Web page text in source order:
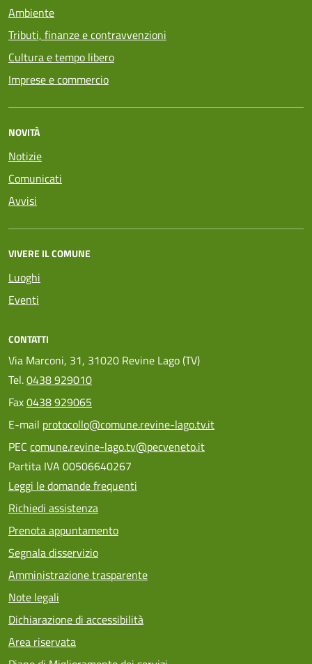
Ambiente
Tributi, finanze e contravvenzioni
Cultura e tempo libero
Imprese e commercio
NOVITÀ
Notizie
Comunicati
Avvisi
VIVERE IL COMUNE
Luoghi
Eventi
CONTATTI
Via Marconi, 31, 31020 Revine Lago (TV)
Tel.0438 929010
Fax0438 929065
E-mail protocollo@comune.revine-lago.tv.it
PEC comune.revine-lago.tv@pecveneto.it
Partita IVA 00506640267
Leggi le domande frequenti
Richiedi assistenza
Prenota appuntamento
Segnala disservizio
Amministrazione trasparente
Note legali
Dichiarazione di accessibilità
Area riservata